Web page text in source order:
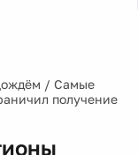
/ Самые
получение